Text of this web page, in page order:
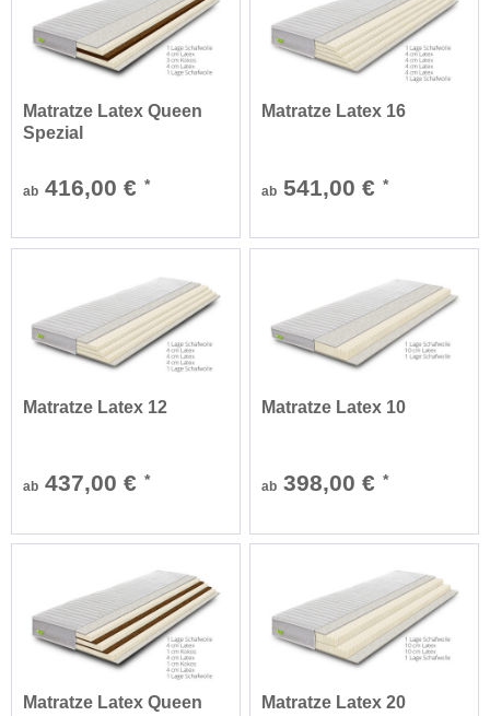
Matratze Latex Queen
Spezial
ab 416,00 € *
Matratze Latex 16
ab 541,00 € *
Matratze Latex 12
ab 437,00 € *
Matratze Latex 10
ab 398,00 € *
Matratze Latex Queen Matratze Latex 20